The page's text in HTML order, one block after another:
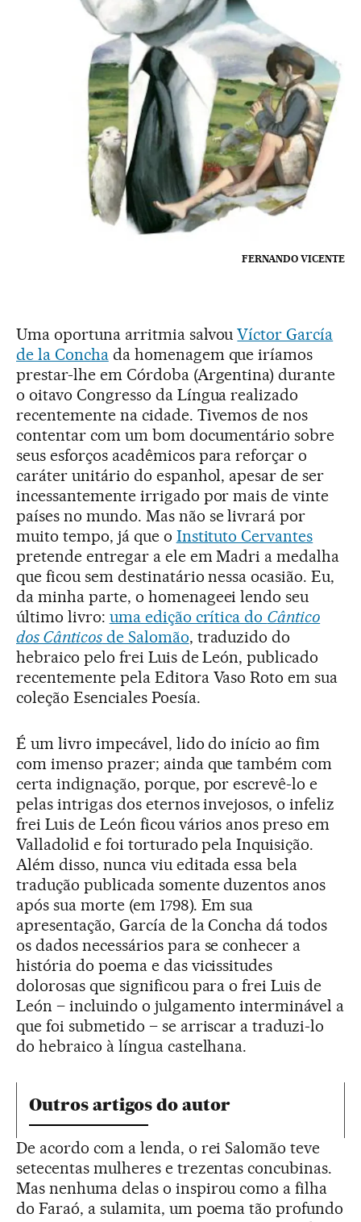
FERNANDO VICENTE
Uma oportuna arritmia salvouVíctor García
de la Conchada homenagem que iríamos
prestar-lhe em Córdoba (Argentina) durante
o oitavo Congresso da Língua realizado
recentemente na cidade. Tivemos de nos
contentar com um bom documentário sobre
seus esforços acadêmicos para reforçar o
caráter unitário do espanhol, apesar de ser
incessantemente irrigado por mais de vinte
países no mundo. Mas não se livrará por
muito tempo, já que o Instituto Cervantes
pretende entregar a ele em Madri a medalha
que ficou sem destinatário nessa ocasião. Eu,
da minha parte, o homenageei lendo seu
último livro: uma edição crítica do Cântico
dos Cânticosde Salomão, traduzido do
hebraico pelo frei Luis de León, publicado
recentemente pela Editora Vaso Roto em sua
coleção Esenciales Poesía.
É um livro impecável, lido do início ao fim
com imenso prazer; ainda que também com
certa indignação, porque, por escrevê-lo e
pelas intrigas dos eternos invejosos, o infeliz
frei Luis de León ficou vários anos preso em
Valladolid e foi torturado pela Inquisição.
Além disso, nunca viu editada essa bela
tradução publicada somente duzentos anos
após sua morte (em 1798). Em sua
apresentação, García de la Concha dá todos
os dados necessários para se conhecer a
história do poema e das vicissitudes
dolorosas que significou para o frei Luis de
León – incluindo o julgamento interminável a
que foi submetido – se arriscar a traduzi-lo
do hebraico à língua castelhana.
Outros artigos do autor
De acordo com a lenda, o rei Salomão teve
setecentas mulheres e trezentas concubinas.
Mas nenhuma delas o inspirou como a filha
do Faraó, a sulamita, um poema tão profundo